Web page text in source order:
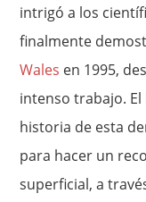
intrigó a los
finalmente
Wales en 1995,
intenso trabajo.
historia de esta
para hacer un
superficial, a